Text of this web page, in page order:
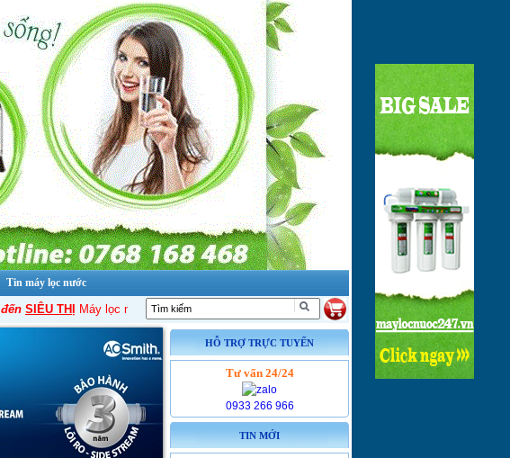
Tin máy lọc nước
SIÊU THỊ Máy lọc nước R/O, Nano, UF nhập khẩu cao cấp đầu tiên !
HỖ TRỢ TRỰC TUYẾN
Tư vấn 24/24
0933 266 966
TIN MỚI